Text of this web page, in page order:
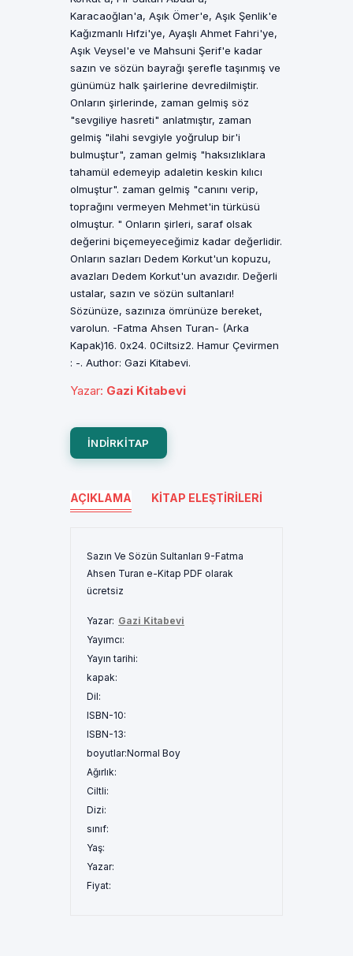
Karacaoğlan'a, Aşık Ömer'e, Aşık Şenlik'e
Kağızmanlı Hıfzi'ye, Ayaşlı Ahmet Fahri'ye,
Aşık Veysel'e ve Mahsuni Şerif'e kadar
sazın ve sözün bayrağı şerefle taşınmış ve
günümüz halk şairlerine devredilmiştir.
Onların şirlerinde, zaman gelmiş söz
"sevgiliye hasreti" anlatmıştır, zaman
gelmiş "ilahi sevgiyle yoğrulup bir'i
bulmuştur", zaman gelmiş "haksızlıklara
tahamül edemeyip adaletin keskin kılıcı
olmuştur". zaman gelmiş "canını verip,
toprağını vermeyen Mehmet'in türküsü
olmuştur. " Onların şirleri, saraf olsak
değerini biçemeyeceğimiz kadar değerlidir.
Onların sazları Dedem Korkut'un kopuzu,
avazları Dedem Korkut'un avazıdır. Değerli
ustalar, sazın ve sözün sultanları!
Sözünüze, sazınıza ömrünüze bereket,
varolun. -Fatma Ahsen Turan- (Arka
Kapak)16. 0x24. 0Ciltsiz2. Hamur Çevirmen
: -. Author: Gazi Kitabevi.
Yazar: Gazi Kitabevi
INDIRKITAP
AÇIKLAMA KITAP ELEŞTIRILERI
Sazın Ve Sözün Sultanları 9-Fatma
Ahsen Turan e-Kitap PDF olarak
ücretsiz
Yazar: Gazi Kitabevi
Yayımcı:
Yayın tarihi:
kapak:
Dil:
ISBN-10:
ISBN-13:
boyutlar:Normal Boy
Ağırlık:
Ciltli:
Dizi:
sınıf:
Yaş:
Yazar:
Fiyat: